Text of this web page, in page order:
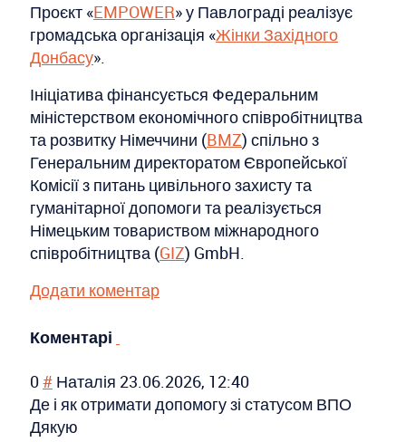
Проєкт «EMPOWER» у Павлограді реалізує
громадська організація «Жінки Західного
Донбасу».
Ініціатива фінансується Федеральним
міністерством економічного співробітництва
та розвитку Німеччини (BMZ) спільно з
Генеральним директоратом Європейської
Комісії з питань цивільного захисту та
гуманітарної допомоги та реалізується
Німецьким товариством міжнародного
співробітництва (GIZ) GmbH.
Додати коментар
Коментарі
0# Наталія 23.06.2026, 12:40
Де і як отримати допомогу зі статусом ВПО
Дякую